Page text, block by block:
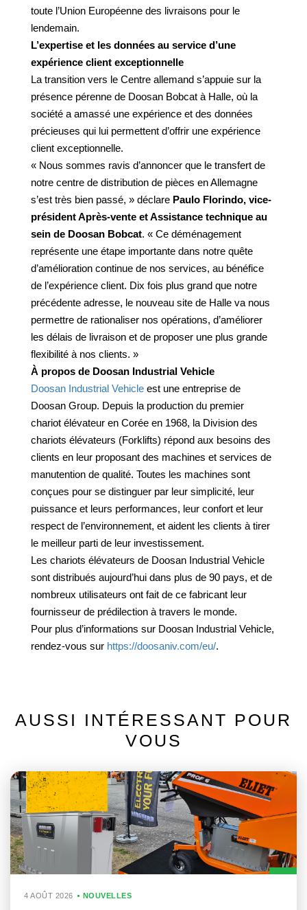
toute l’Union Européenne des livraisons pour le
lendemain.
L’expertise et les données au service d’une
expérience client exceptionnelle
La transition vers le Centre allemand s’appuie sur la
présence pérenne de Doosan Bobcat à Halle, où la
société a amassé une expérience et des données
précieuses qui lui permettent d’offrir une expérience
client exceptionnelle.
« Nous sommes ravis d’annoncer que le transfert de
notre centre de distribution de pièces en Allemagne
s’est très bien passé, » déclare Paulo Florindo, vice-
président Après-vente et Assistance technique au
sein de Doosan Bobcat. « Ce déménagement
représente une étape importante dans notre quête
d’amélioration continue de nos services, au bénéfice
de l’expérience client. Dix fois plus grand que notre
précédente adresse, le nouveau site de Halle va nous
permettre de rationaliser nos opérations, d’améliorer
les délais de livraison et de proposer une plus grande
flexibilité à nos clients. »
À propos de Doosan Industrial Vehicle
Doosan Industrial Vehicle est une entreprise de
Doosan Group. Depuis la production du premier
chariot élévateur en Corée en 1968, la Division des
chariots élévateurs (Forklifts) répond aux besoins des
clients en leur proposant des machines et services de
manutention de qualité. Toutes les machines sont
conçues pour se distinguer par leur simplicité, leur
puissance et leurs performances, leur confort et leur
respect de l’environnement, et aident les clients à tirer
le meilleur parti de leur investissement.
Les chariots élévateurs de Doosan Industrial Vehicle
sont distribués aujourd’hui dans plus de 90 pays, et de
nombreux utilisateurs ont fait de ce fabricant leur
fournisseur de prédilection à travers le monde.
Pour plus d’informations sur Doosan Industrial Vehicle,
rendez-vous sur https://doosaniv.com/eu/.
AUSSI INTÉRESSANT POUR
VOUS
4 AOÛT 2026 NOUVELLES